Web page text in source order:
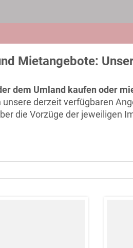
Mietangebote:
dem Umland kaufen oder
derzeit verfügbaren
die Vorzüge der jeweiligen